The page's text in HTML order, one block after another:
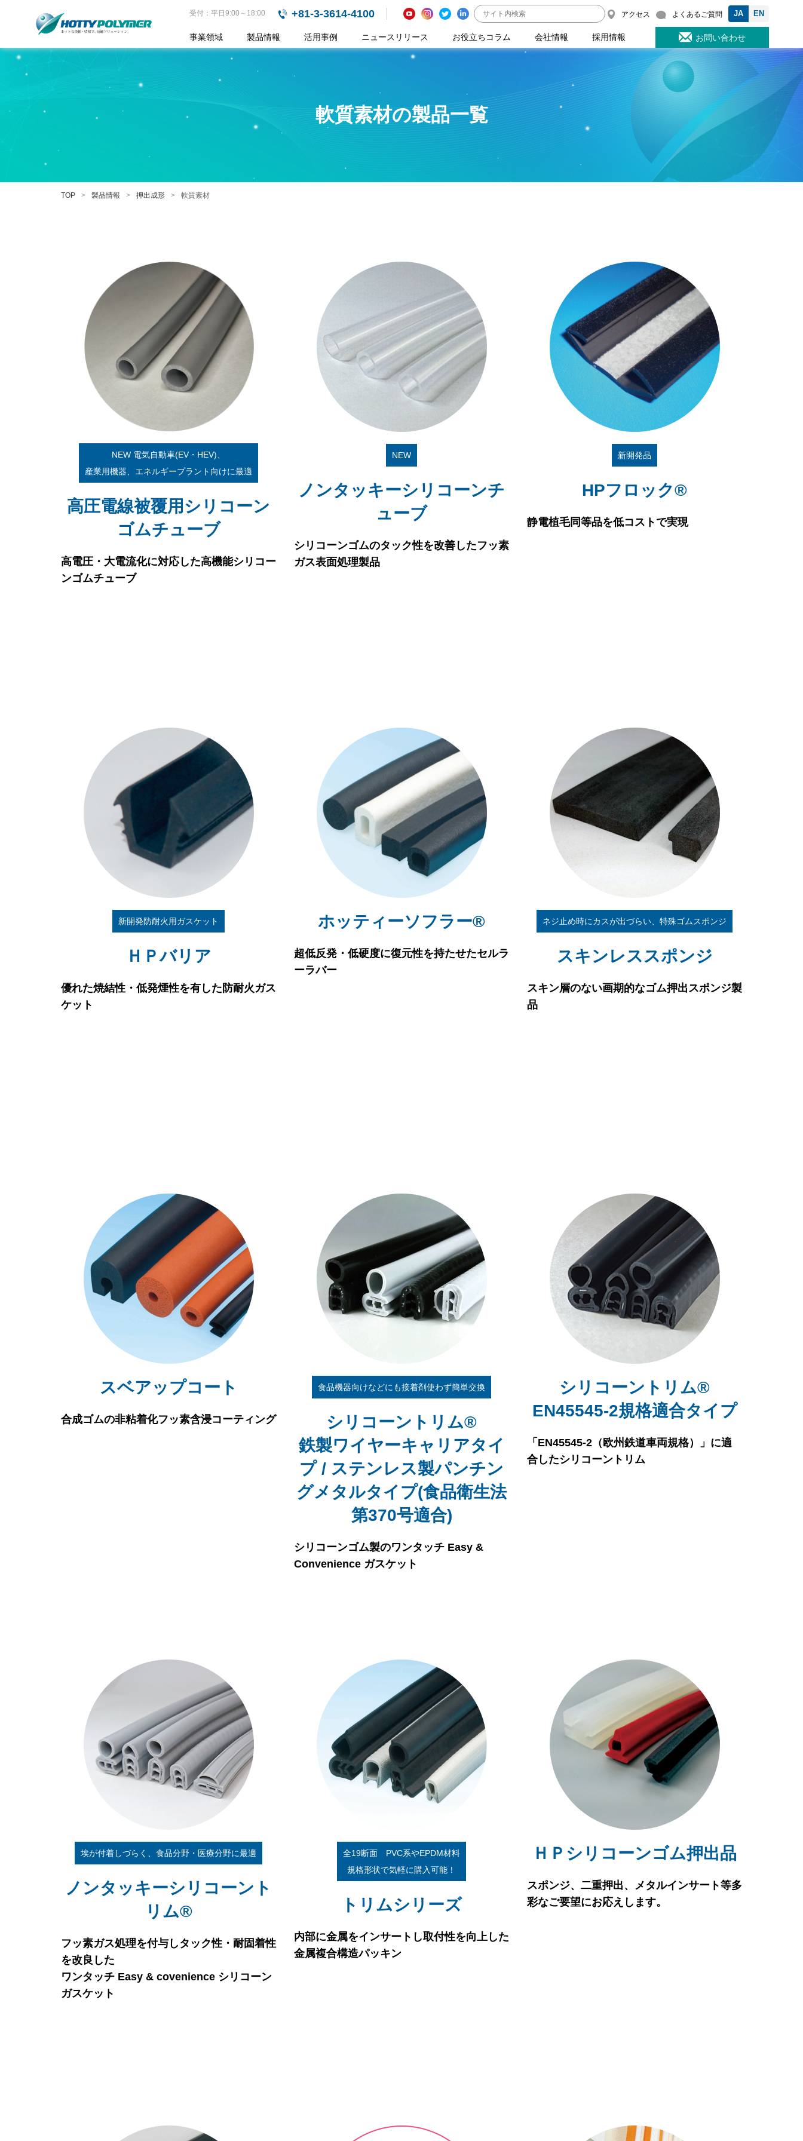
受付：平日9:00～18:00 +81-3-3614-4100 アクセス よくあるご質問 EN
JA
事業領域 製品情報 活用事例 ニュースリリース お役立ちコラム 会社情報 採用情報 お問い合わせ
軟質素材の製品一覧
TOP 製品情報 押出成形 軟質素材
NEW 電気自動車(EV・HEV)、
産業用機器、エネルギープラント向けに最適
高圧電線被覆用シリコーン
ゴムチューブ
高電圧・大電流化に対応した高機能シリコー
ンゴムチューブ
NEW
ノンタッキーシリコーンチ
ューブ
シリコーンゴムのタック性を改善したフッ素
ガス表面処理製品
新開発品
HPフロック®
静電植毛同等品を低コストで実現
新開発防耐火用ガスケット
ＨＰバリア
優れた焼結性・低発煙性を有した防耐火ガス
ケット
ホッティーソフラー®
超低反発・低硬度に復元性を持たせたセルラ
ーラバー
ネジ止め時にカスが出づらい、特殊ゴムスポンジ
スキンレススポンジ
スキン層のない画期的なゴム押出スポンジ製
品
スベアップコート
合成ゴムの非粘着化フッ素含浸コーティング
食品機器向けなどにも接着剤使わず簡単交換
シリコーントリム®
鉄製ワイヤーキャリアタイ
プ / ステンレス製パンチン
グメタルタイプ(食品衛生法
第370号適合)
シリコーンゴム製のワンタッチ Easy &
Convenience ガスケット
シリコーントリム®
EN45545-2規格適合タイプ
「EN45545-2（欧州鉄道車両規格）」に適
合したシリコーントリム
埃が付着しづらく、食品分野・医療分野に最適
ノンタッキーシリコーント
リム®
フッ素ガス処理を付与しタック性・耐固着性
を改良した
ワンタッチ Easy & covenience シリコーン
ガスケット
全19断面 PVC系やEPDM材料
規格形状で気軽に購入可能！
トリムシリーズ
内部に金属をインサートし取付性を向上した
金属複合構造パッキン
ＨＰシリコーンゴム押出品
スポンジ、二重押出、メタルインサート等多
彩なご要望にお応えします。